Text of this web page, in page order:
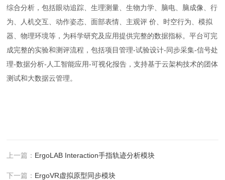
综合分析，包括眼动追踪、生理测量、生物力学、脑电、脑成像、行
为、人机交互、动作姿态、面部表情、主观评 价、时空行为、模拟
器、物理环境等，为科学研究及应用提供完整的数据指标。平台可完
成完整的实验和测评流程，包括项目管理-试验设计-同步采集-信号处
理-数据分析-人工智能应用-可视化报告，支持基于云架构技术的团体
测试和大数据云管理。
上一篇： ErgoLAB Interaction手指轨迹分析模块
下一篇： ErgoVR虚拟原型同步模块